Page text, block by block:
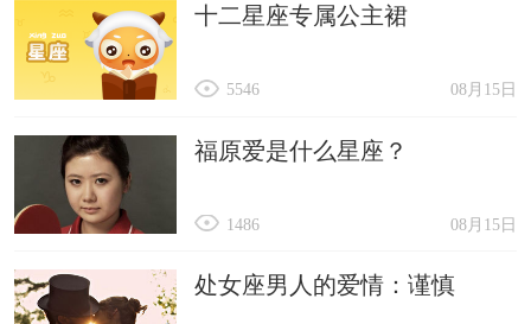
十二星座专属公主裙
08月15日
5546
福原爱是什么星座？
08月15日
1486
处女座男人的爱情：谨慎